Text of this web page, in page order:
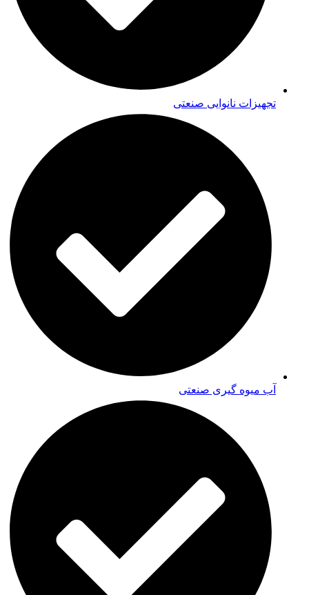
تجهیزات نانوایی صنعتی
آب میوه گیری صنعتی